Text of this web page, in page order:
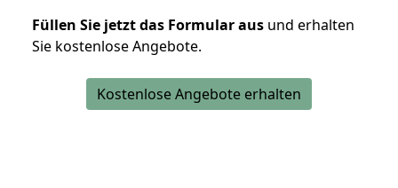
Füllen Sie jetzt das Formular aus und erhalten
Sie kostenlose Angebote.
Kostenlose Angebote erhalten